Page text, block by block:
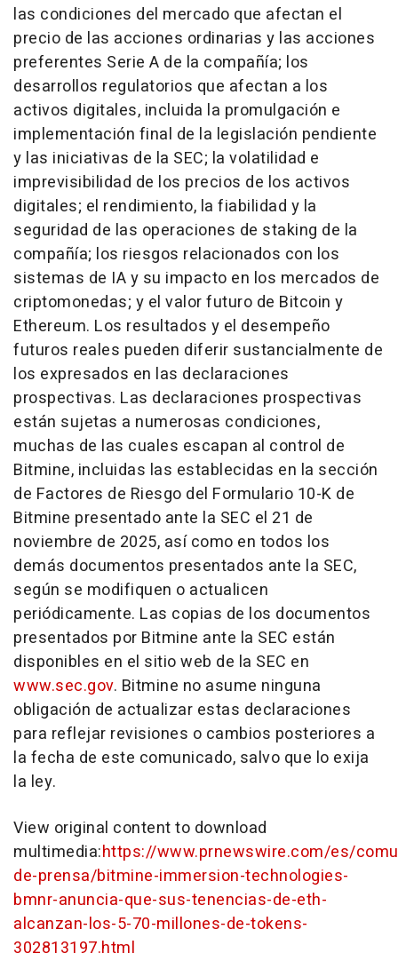
las condiciones del mercado que afectan el
precio de las acciones ordinarias y las acciones
preferentes Serie A de la compañía; los
desarrollos regulatorios que afectan a los
activos digitales, incluida la promulgación e
implementación final de la legislación pendiente
y las iniciativas de la SEC; la volatilidad e
imprevisibilidad de los precios de los activos
digitales; el rendimiento, la fiabilidad y la
seguridad de las operaciones de staking de la
compañía; los riesgos relacionados con los
sistemas de IA y su impacto en los mercados de
criptomonedas; y el valor futuro de Bitcoin y
Ethereum. Los resultados y el desempeño
futuros reales pueden diferir sustancialmente de
los expresados en las declaraciones
prospectivas. Las declaraciones prospectivas
están sujetas a numerosas condiciones,
muchas de las cuales escapan al control de
Bitmine, incluidas las establecidas en la sección
de Factores de Riesgo del Formulario 10-K de
Bitmine presentado ante la SEC el 21 de
noviembre de 2025, así como en todos los
demás documentos presentados ante la SEC,
según se modifiquen o actualicen
periódicamente. Las copias de los documentos
presentados por Bitmine ante la SEC están
disponibles en el sitio web de la SEC en
www.sec.gov. Bitmine no asume ninguna
obligación de actualizar estas declaraciones
para reflejar revisiones o cambios posteriores a
la fecha de este comunicado, salvo que lo exija
la ley.
View original content to download
multimedia:https://www.prnewswire.com/es/
de-prensa/bitmine-immersion-technologies-
bmnr-anuncia-que-sus-tenencias-de-eth-
alcanzan-los-5-70-millones-de-tokens-
302813197.html